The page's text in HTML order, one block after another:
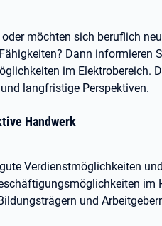
möchten sich beruflich
Dann informieren
im Elektrobereich.
langfristige Perspektiven.
Handwerk
Verdienstmöglichkeiten
im
und